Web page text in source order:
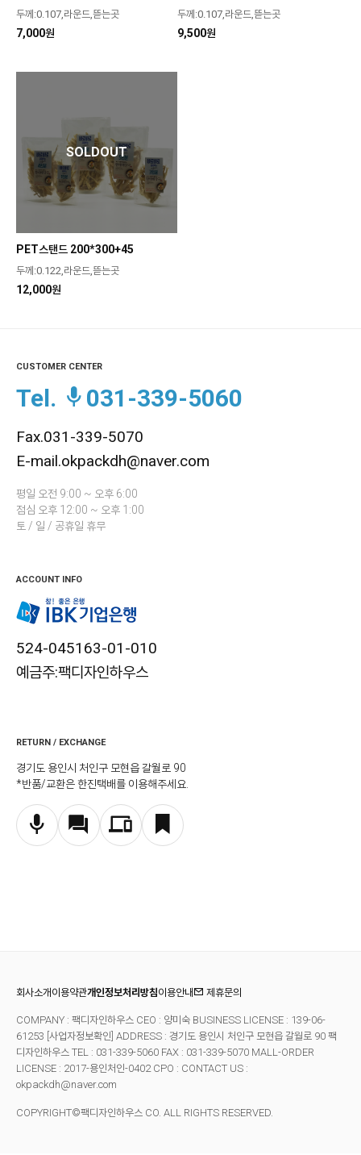
두께:0.107,라운드,뜯는곳
7,000원
두께:0.107,라운드,뜯는곳
9,500원
SOLDOUT
PET스탠드 200*300+45
두께:0.122,라운드,뜯는곳
12,000원
CUSTOMER CENTER
Tel. 031-339-5060
Fax.031-339-5070
E-mail.okpackdh@naver.com
평일 오전 9:00 ~ 오후 6:00
점심 오후 12:00 ~ 오후 1:00
토 / 일 / 공휴일 휴무
ACCOUNT INFO
524-045163-01-010
예금주:팩디자인하우스
RETURN / EXCHANGE
경기도 용인시 처인구 모현읍 갈월로 90
*반품/교환은 한진택배를 이용해주세요.
회사소개이용약관개인정보처리방침이용안내 제휴문의
COMPANY : 팩디자인하우스 CEO : 양미숙 BUSINESS LICENSE : 139-06-
61253 [사업자정보확인] ADDRESS : 경기도 용인시 처인구 모현읍 갈월로 90 팩
디자인하우스 TEL : 031-339-5060 FAX : 031-339-5070 MALL-ORDER
LICENSE : 2017-용인처인-0402 CPO : CONTACT US :
okpackdh@naver.com
COPYRIGHT©팩디자인하우스 CO. ALL RIGHTS RESERVED.